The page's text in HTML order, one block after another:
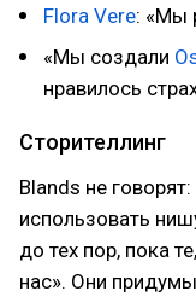
Flora Vere: «Мы
«Мы создали
нравилось
Сторителлинг
Blands не
использовать
до тех пор, пока
нас». Они